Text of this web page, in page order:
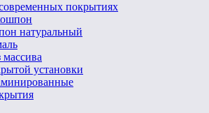
покрытиях
натуральный
установки